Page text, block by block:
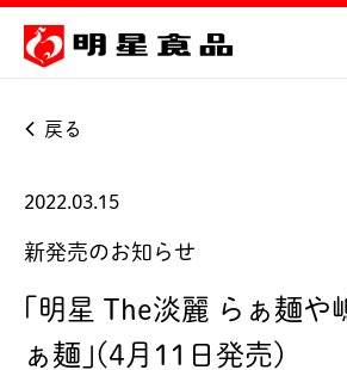
戻る
2022.03.15
新発売のお知らせ
｢明星 The淡麗 らぁ麺や
ぁ麺｣(4月11日発売)